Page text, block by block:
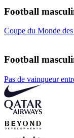
Football
Coupe du Monde
Football
Pas de vainqueur